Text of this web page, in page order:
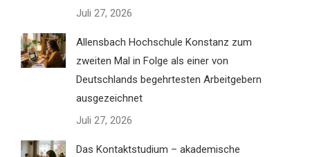
Juli 27, 2026
Allensbach Hochschule Konstanz zum
zweiten Mal in Folge als einer von
Deutschlands begehrtesten Arbeitgebern
ausgezeichnet
Juli 27, 2026
Das Kontaktstudium – akademische